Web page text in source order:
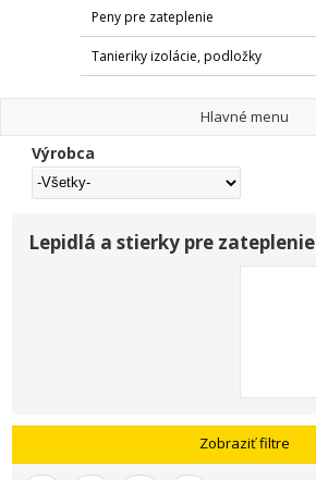
Peny pre zateplenie
Tanieriky izolácie, podložky
Hlavné menu
Výrobca
Lepidlá a stierky pre zateplenie
Zobraziť filtre